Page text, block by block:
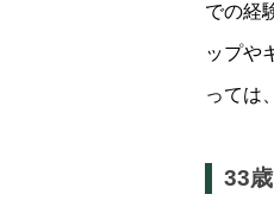
での経
ップや
っては
33